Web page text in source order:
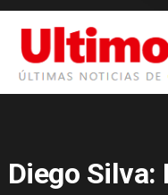
Diego Silva: